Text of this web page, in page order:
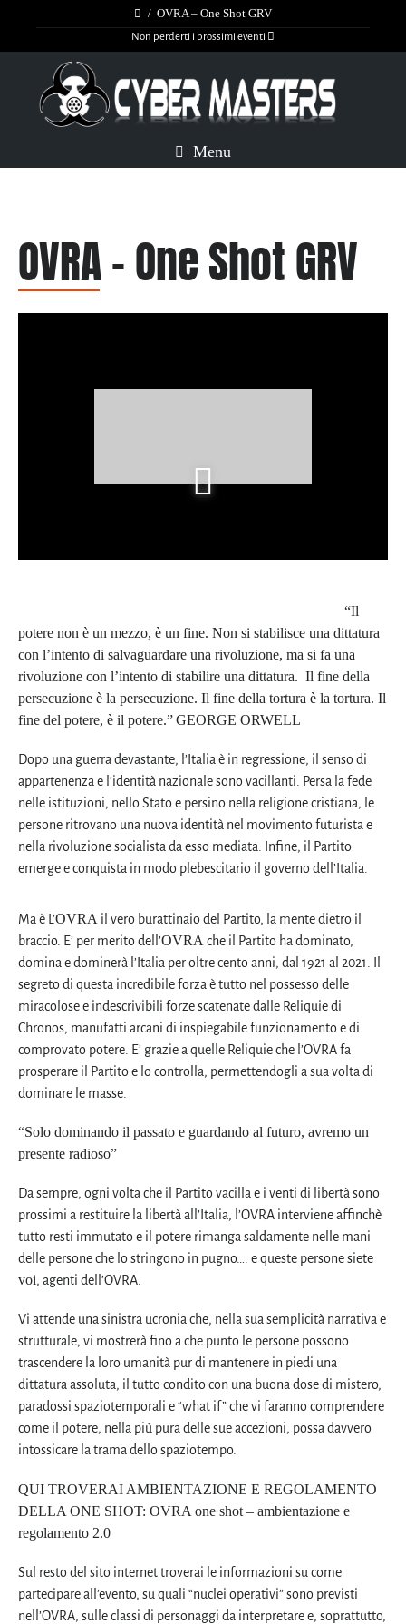
/ OVRA – One Shot GRV
Non perderti i prossimi eventi
Menu
OVRA – One Shot GRV
“Il
potere non è un mezzo, è un fine. Non si stabilisce una dittatura
con l’intento di salvaguardare una rivoluzione, ma si fa una
rivoluzione con l’intento di stabilire una dittatura. Il fine della
persecuzione è la persecuzione. Il fine della tortura è la tortura. Il
fine del potere, è il potere.”GEORGE ORWELL
Dopo una guerra devastante, l’Italia è in regressione, il senso di
appartenenza e l’identità nazionale sono vacillanti. Persa la fede
nelle istituzioni, nello Stato e persino nella religione cristiana, le
persone ritrovano una nuova identità nel movimento futurista e
nella rivoluzione socialista da esso mediata. Infine, il Partito
emerge e conquista in modo plebescitario il governo dell’Italia.
Ma è L’OVRA il vero burattinaio del Partito, la mente dietro il
braccio. E’ per merito dell’OVRA che il Partito ha dominato,
domina e dominerà l’Italia per oltre cento anni, dal 1921 al 2021. Il
segreto di questa incredibile forza è tutto nel possesso delle
miracolose e indescrivibili forze scatenate dalle Reliquie di
Chronos, manufatti arcani di inspiegabile funzionamento e di
comprovato potere. E’ grazie a quelle Reliquie che l’OVRA fa
prosperare il Partito e lo controlla, permettendogli a sua volta di
dominare le masse.
“Solo dominando il passato e guardando al futuro, avremo un
presente radioso”
Da sempre, ogni volta che il Partito vacilla e i venti di libertà sono
prossimi a restituire la libertà all’Italia, l’OVRA interviene affinchè
tutto resti immutato e il potere rimanga saldamente nelle mani
delle persone che lo stringono in pugno…. e queste persone siete
voi, agenti dell’OVRA.
Vi attende una sinistra ucronia che, nella sua semplicità narrativa e
strutturale, vi mostrerà fino a che punto le persone possono
trascendere la loro umanità pur di mantenere in piedi una
dittatura assoluta, il tutto condito con una buona dose di mistero,
paradossi spaziotemporali e “what if” che vi faranno comprendere
come il potere, nella più pura delle sue accezioni, possa davvero
intossicare la trama dello spaziotempo.
QUI TROVERAI AMBIENTAZIONE E REGOLAMENTO
DELLA ONE SHOT: OVRA one shot – ambientazione e
regolamento 2.0
Sul resto del sito internet troverai le informazioni su come
partecipare all’evento, su quali “nuclei operativi” sono previsti
nell’OVRA, sulle classi di personaggi da interpretare e, soprattutto,